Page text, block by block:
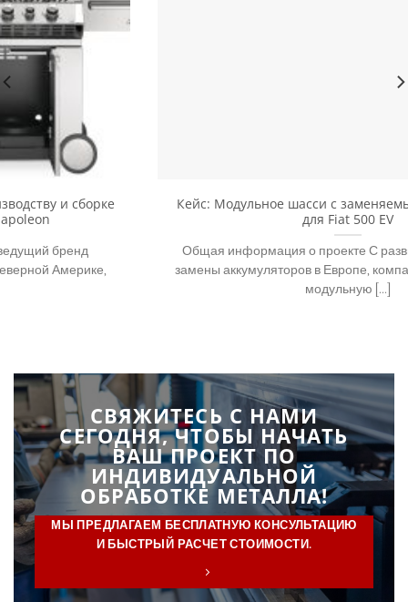
Кейс: Модульное шасси с заменяемым аккумулятором
Общая информация о проекте С развитием технологий
замены аккумуляторов в Европе, компания Fiat выпустила
СВЯЖИТЕСЬ С НАМИ
СЕГОДНЯ, ЧТОБЫ НАЧАТЬ
ВАШ ПРОЕКТ ПО
ИНДИВИДУАЛЬНОЙ
ОБРАБОТКЕ МЕТАЛЛА!
МЫ ПРЕДЛАГАЕМ БЕСПЛАТНУЮ КОНСУЛЬТАЦИЮ
И БЫСТРЫЙ РАСЧЕТ СТОИМОСТИ.